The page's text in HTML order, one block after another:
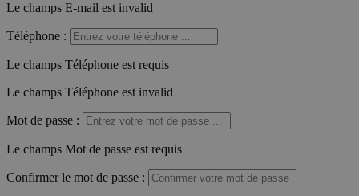
Le champs E-mail est invalid
Téléphone :
Le champs Téléphone est requis
Le champs Téléphone est invalid
Mot de passe :
Le champs Mot de passe est requis
Confirmer le mot de passe :